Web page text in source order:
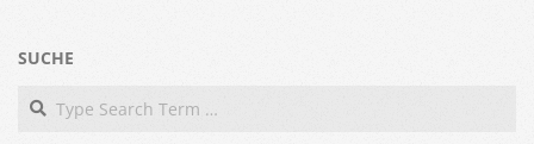
SUCHE
Search